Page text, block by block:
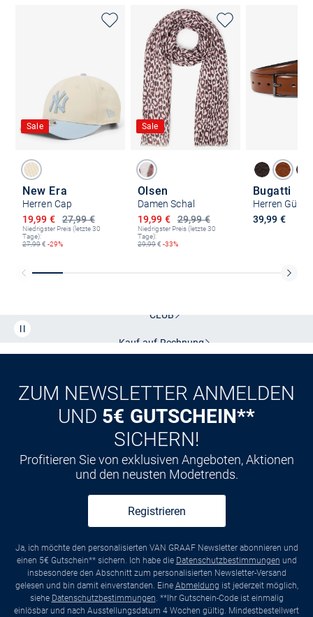
Sale
New Era
Herren Cap
27,99 €
Ermäßigter Preis
19,99 €
Niedrigster Preis (letzte 30
Tage):
27,99€ -29%
Sale
Olsen
Damen Schal
29,99 €
Ermäßigter Preis
19,99 €
Niedrigster Preis (letzte 30
Tage):
29,99€ -33%
Bugatti
Herren Gürtel
39,99 €
Kauf aufRechnung
ZUM NEWSLETTER ANMELDEN
UND 5€ GUTSCHEIN**
SICHERN!
Profitieren Sie von exklusiven Angeboten, Aktionen
und den neusten Modetrends.
Registrieren
Ja, ich möchte den personalisierten VAN GRAAF Newsletter abonnieren und
einen 5€ Gutschein** sichern. Ich habe die Datenschutzbestimmungen und
insbesondere den Abschnitt zum personalisierten Newsletter-Versand
gelesen und bin damit einverstanden. Eine Abmeldung ist jederzeit möglich,
siehe Datenschutzbestimmungen. **Ihr Gutschein-Code ist einmalig
einlösbar und nach Ausstellungsdatum 4 Wochen gültig. Mindestbestellwert